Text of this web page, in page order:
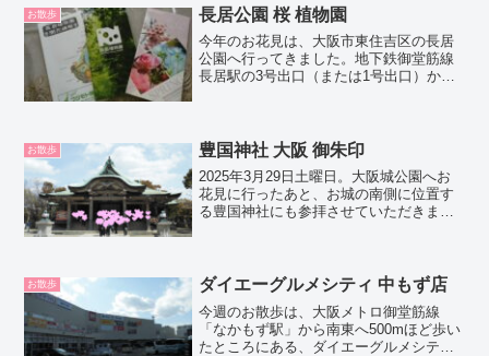
らず。笑品種によって...
お散歩 長居公園 桜 植物園
今年のお花見は、大阪市東住吉区の長居
公園へ行ってきました。地下鉄御堂筋線
長居駅の3号出口（または1号出口）から
のあたりにも、桜がた...
お散歩 豊国神社 大阪 御朱印
2025年3月29日土曜日。大阪城公園へお
花見に行ったあと、お城の南側に位置す
る豊国神社にも参拝させていただきまし
とおり。鳥居に向か...
お散歩 ダイエーグルメシティ 中もず店
今週のお散歩は、大阪メトロ御堂筋線
「なかもず駅」から南東へ500mほど歩い
たところにある、ダイエーグルメシティ